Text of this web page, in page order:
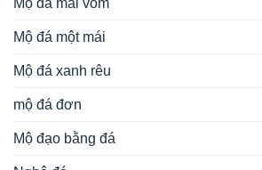
Mộ đá mái vòm
Mộ đá một mái
Mộ đá xanh rêu
mộ đá đơn
Mộ đạo bằng đá